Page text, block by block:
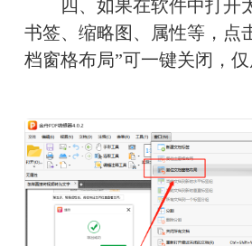
四、如果在软件中打开
书签、缩略图、属性等，点
档窗格布局”可一键关闭，仅